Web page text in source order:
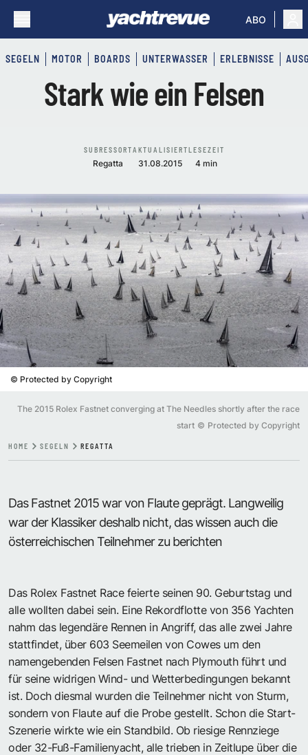
ABO
SEGELN MOTOR BOARDS UNTERWASSER ERLEBNISSE
Stark wie ein Felsen
SUBRESSORT
Regatta
AKTUALISIERT
31.08.2015
LESEZEIT
4 min
© Protected by Copyright
The 2015 Rolex Fastnet converging at The Needles shortly after the race
start © Protected by Copyright
HOME SEGELN REGATTA
Das Fastnet 2015 war von Flaute geprägt. Langweilig
war der Klassiker deshalb nicht, das wissen auch die
österreichischen Teilnehmer zu berichten
Das Rolex Fastnet Race feierte seinen 90. Geburtstag und
alle wollten dabei sein. Eine Rekordflotte von 356 Yachten
nahm das legendäre Rennen in Angriff, das alle zwei Jahre
stattfindet, über 603 Seemeilen von Cowes um den
namengebenden Felsen Fastnet nach Plymouth führt und
für seine widrigen Wind- und Wetterbedingungen bekannt
ist. Doch diesmal wurden die Teilnehmer nicht von Sturm,
sondern von Flaute auf die Probe gestellt. Schon die Start-
Szenerie wirkte wie ein Standbild. Ob riesige Rennziege
oder 32-Fuß-Familienyacht, alle trieben in Zeitlupe über die